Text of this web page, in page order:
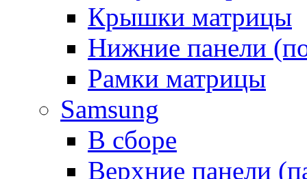
Крышки матрицы
Нижние панели
Рамки матрицы
Samsung
В сборе
Верхние панели